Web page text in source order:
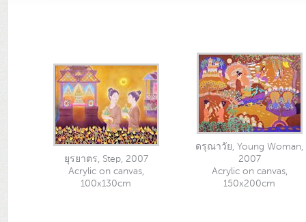
ยุรยาตร, Step, 2007
Acrylic on canvas,
100x130cm
ดรุณาวัย, Young Woman,
2007
Acrylic on canvas,
150x200cm